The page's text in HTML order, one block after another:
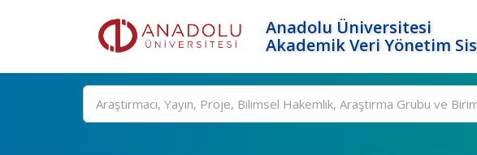
Anadolu Üniversitesi
Akademik Veri Yönetim
Ara